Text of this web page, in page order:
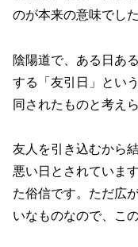
のが本来の意味でした
陰陽道で、ある日あ
する「友引日」とい
同されたものと考え
友人を引き込むから
悪い日とされていま
た俗信です。ただ広
いなものなので、こ